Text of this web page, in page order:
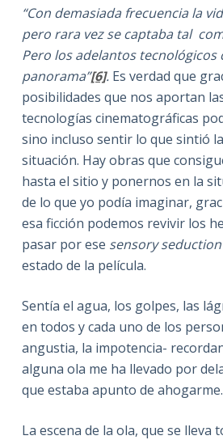
“Con demasiada frecuencia la
pero rara vez se captaba tal
Pero los adelantos tecnológicos
panorama”[6].Es verdad que
posibilidades que nos aportan
tecnologías cinematográficas
sino incluso sentir lo que sintió
situación. Hay obras que
hasta el sitio y ponernos en la
de lo que yo podía imaginar,
esa ficción podemos revivir los
pasar por ese sensory seduction
estado de la película.
Sentía el agua, los golpes, las
en todos y cada uno de los
angustia, la impotencia-
alguna ola me ha llevado por
que estaba apunto de ahogarme.
La escena de la ola, que se lleva